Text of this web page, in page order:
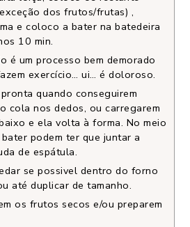
dos frutos/frutas) ,
e coloco a bater na batedeira
10 min.
é um processo bem demorado
exercício… ui… é doloroso.
quando conseguirem
cola nos dedos, ou carregarem
e ela volta à forma. No meio
podem ter que juntar a
de espátula.
se possivel dentro do forno
até duplicar de tamanho.
os frutos secos e/ou preparem